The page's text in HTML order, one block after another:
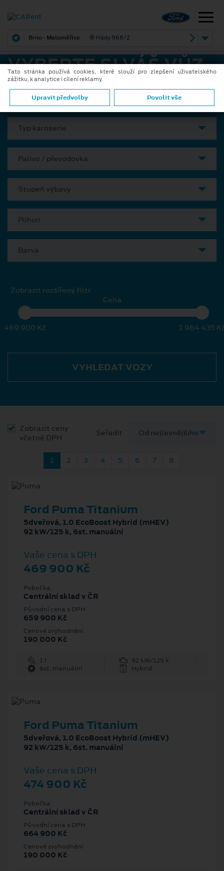
Brno - Maloměřice Hády 968/2
VYBERTE SI VÁŠ VŮZ
Model
Typ karoserie
Palivo / převodovka
Stupeň výbavy
Pohon
Barva
Zobrazit rozšířený filtr
Cena
469 900 Kč 1 964 435
VYHLEDAT VOZY
Zobrazit ceny
včetně DPH
Seřadit
1 2 3 4 5 6 7 8
Ford Puma Titanium
5dveřová, 1.0 EcoBoost Hybrid (mHEV)
92 kW/125 k, 6st. manuální
Vaše cena s DPH
469 900 Kč
Pobočka
Centrální sklad v ČR
Původní cena s DPH
659 900 Kč
Cenové zvýhodnění
190 000 Kč
1 l
92 kW/125 k
6st. manuální
Hybrid
Ford Puma Titanium
5dveřová, 1.0 EcoBoost Hybrid (mHEV)
92 kW/125 k, 6st. manuální
Vaše cena s DPH
474 900 Kč
Pobočka
Centrální sklad v ČR
Původní cena s DPH
664 900 Kč
Cenové zvýhodnění
190 000 Kč
Tato stránka používá cookies, které slouží pro zlepšení uživatelského
zážitku, k analytice i cílení reklamy.
Upravit předvolby Povolit vše